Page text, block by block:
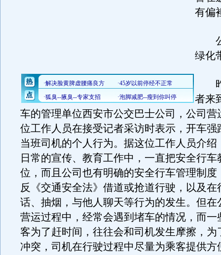
有偏
公
绿化
昨
者来
车的管理单位西安市公交巴士公司，公司营
位工作人员在接受记者采访时表示，开车强
当班司机的个人行为。据这位工作人员介绍
日常的宣传、教育工作中，一直把安全行车
位，而且公司也有明确的安全行车管理制度
反《交通安全法》借道或抢道行驶，以及在
话、抽烟，与他人聊天等行为的发生。但在
营运过程中，经常会遇到堵车的情况，而一
客为了赶时间，往往会和司机发生摩擦，为
冲突，司机在行驶过程中尽量为乘客提供方